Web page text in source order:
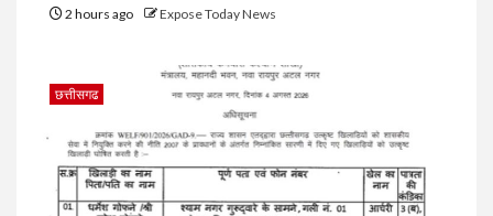
2 hours ago Expose Today News
छत्तीसगढ